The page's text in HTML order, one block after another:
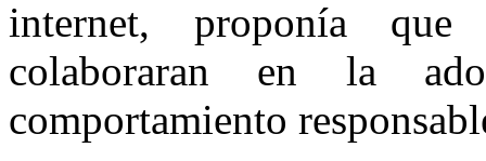
internet, proponía que
colaboraran en la
comportamiento